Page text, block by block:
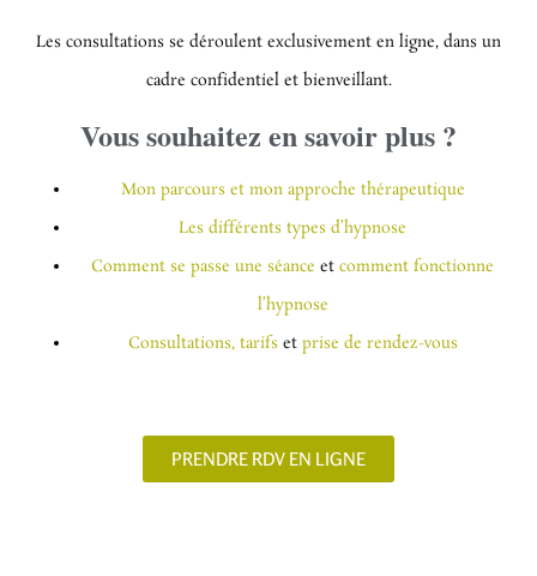
Les consultations se déroulent exclusivement en ligne, dans un
cadre confidentiel et bienveillant.
Vous souhaitez en savoir plus ?
Mon parcours et mon approche thérapeutique
Les différents types d’hypnose
Comment se passe une séance et comment fonctionne
l’hypnose
Consultations, tarifset prise de rendez-vous
PRENDRE RDV EN LIGNE